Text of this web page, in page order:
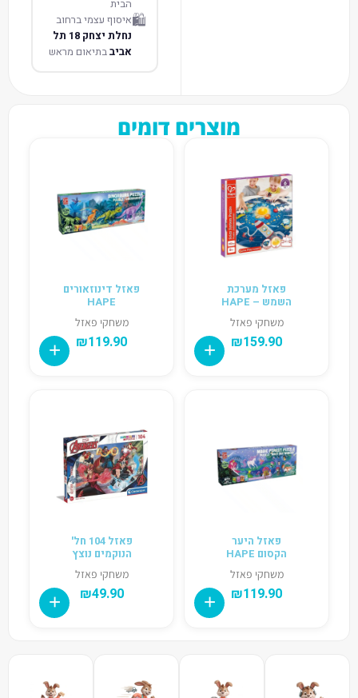
הבית
🛍️איסוף עצמי ברחוב
נחלת יצחק 18 תל
אביבבתיאום מראש
מוצרים דומים
פאזל מערכת
השמש – HAPE
משחקי פאזל
₪159.90
פאזל דינוזאורים
HAPE
משחקי פאזל
₪119.90
פאזל היער
הקסום HAPE
משחקי פאזל
₪119.90
פאזל 104 חל'
הנוקמים נוצץ
משחקי פאזל
₪49.90